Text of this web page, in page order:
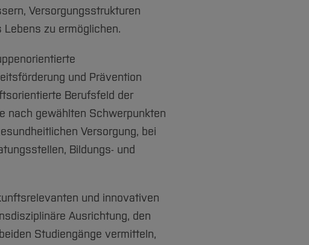
Versorgungsstrukturen
zu ermöglichen.
und Prävention
Berufsfeld der
nach gewählten Schwerpunkten
Versorgung, bei
Bildungs- und
und innovativen
Ausrichtung, den
Studiengänge vermitteln,